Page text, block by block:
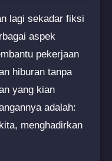
lagi sekadar fiksi
aspek
pekerjaan
hiburan tanpa
yang kian
adalah:
menghadirkan